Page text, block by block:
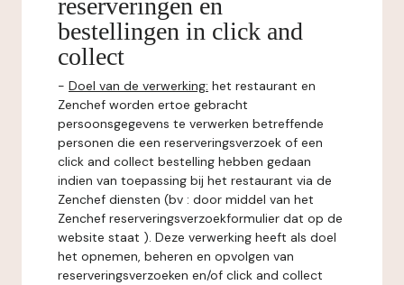
reserveringen en
bestellingen in click and
collect
- Doel van de verwerking: het restaurant en
Zenchef worden ertoe gebracht
persoonsgegevens te verwerken betreffende
personen die een reserveringsverzoek of een
click and collect bestelling hebben gedaan
indien van toepassing bij het restaurant via de
Zenchef diensten (bv : door middel van het
Zenchef reserveringsverzoekformulier dat op de
website staat ). Deze verwerking heeft als doel
het opnemen, beheren en opvolgen van
reserveringsverzoeken en/of click and collect